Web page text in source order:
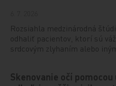
Rozsiahla medzinárodná
odhaliť pacientov, ktorí sú
srdcovým zlyhaním alebo
Skenovanie očí